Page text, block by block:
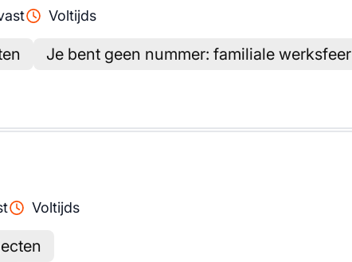
Voltijds
Je bent geen nummer: familiale werksfeer
Voltijds